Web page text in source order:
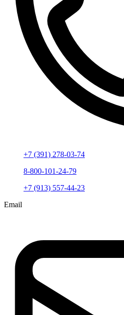
+7 (391) 278-03-74
8-800-101-24-79
+7 (913) 557-44-23
Email